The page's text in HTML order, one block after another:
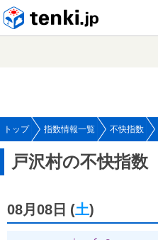
トップ 指数情報一覧 不快指数
戸沢村の不快指数
08月08日 (土)